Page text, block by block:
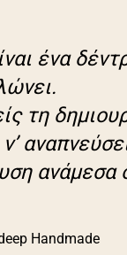
Οι
μπορούν
να
επιλεγούν
στη
σελίδα
ένα
τη
ανάμεσα
Handmade